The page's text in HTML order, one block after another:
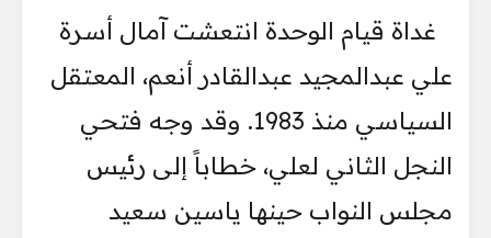
غداة قيام الوحدة انتعشت آمال أسرة
علي عبدالمجيد عبدالقادر أنعم، المعتقل
السياسي منذ 1983. وقد وجه فتحي
النجل الثاني لعلي، خطاباً إلى رئيس
مجلس النواب حينها ياسين سعيد